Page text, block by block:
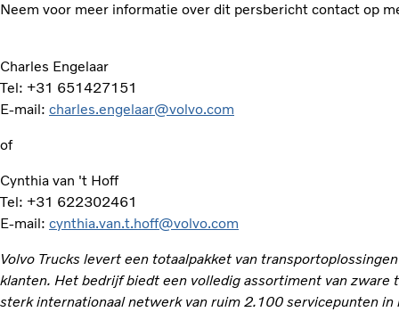
Neem voor meer informatie over dit persbericht contact op
Charles Engelaar
Tel: +31 651427151
E-mail: charles.engelaar@volvo.com
of
Cynthia van 't Hoff
Tel: +31 622302461
E-mail: cynthia.van.t.hoff@volvo.com
Volvo Trucks levert een totaalpakket van
klanten. Het bedrijf biedt een volledig assortiment van
sterk internationaal netwerk van ruim 2.100 servicepunten in